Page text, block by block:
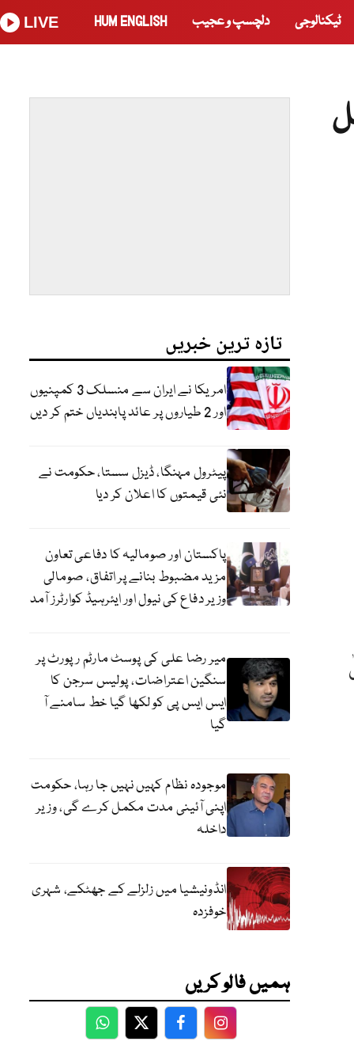
ٹیکنالوجی دلچسپ و عجیب HUM ENGLISH
LIVE
تازہ ترین خبریں
امریکا نے ایران سے منسلک 3 کمپنیوں
اور 2 طیاروں پر عائد پابندیاں ختم کر دیں
پیٹرول مہنگا، ڈیزل سستا، حکومت نے
نئی قیمتوں کا اعلان کر دیا
پاکستان اور صومالیہ کا دفاعی تعاون
مزید مضبوط بنانے پر اتفاق، صومالی
وزیر دفاع کی نیول اور ایئرہیڈ کوارٹرز آمد
میر رضا علی کی پوسٹ مارٹم رپورٹ پر
سنگین اعتراضات، پولیس سرجن کا
ایس ایس پی کو لکھا گیا خط سامنے آ
گیا
موجودہ نظام کہیں نہیں جا رہا، حکومت
اپنی آئینی مدت مکمل کرے گی، وزیر
داخلہ
انڈونیشیا میں زلزلے کے جھٹکے، شہری
خوفزدہ
ہمیں فالو کریں
WhatsApp
TwitterFacebookFacebook